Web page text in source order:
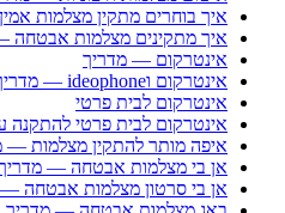
איך בוחרים מתקין מצלמות
איך מתקינים מצלמות אבטחה
אינטרקום — מדריך
אינטרקום וideophone — מדריך
אינטרקום לבית פרטי
אינטרקום לבית פרטי
איפה מותר להתקין מצלמות —
אן בי מצלמות אבטחה —
אן בי סרטון מצלמות אבטחה